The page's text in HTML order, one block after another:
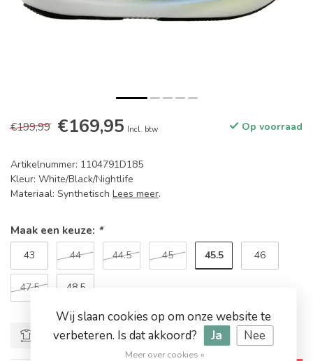
€199,99 €169,95 Incl. btw Op voorraad
Artikelnummer: 1104791D185
Kleur: White/Black/Nightlife
Materiaal: Synthetisch Lees meer.
Maak een keuze: *
43 44 44.5 45 45.5 46
47.5 48.5
Maattabel
Wij slaan cookies op om onze website te
verbeteren. Is dat akkoord?
Ja Nee
Meer over cookies »